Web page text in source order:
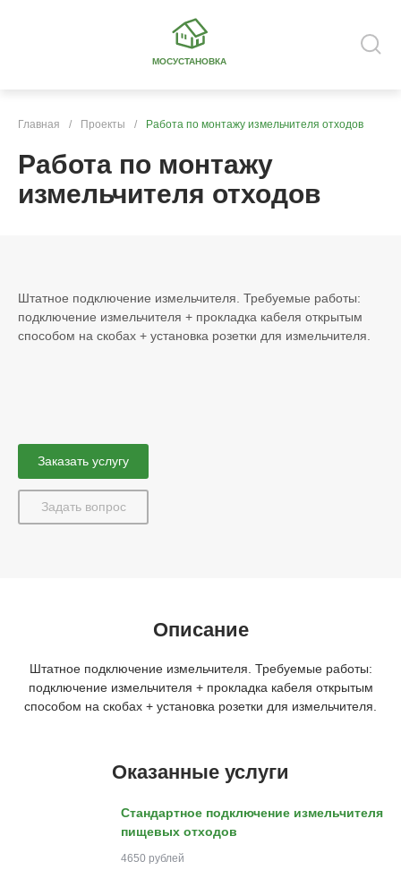
МОСУСТАНОВКА
Главная / Проекты / Работа по монтажу измельчителя отходов
Работа по монтажу
измельчителя отходов
Штатное подключение измельчителя. Требуемые работы:
подключение измельчителя + прокладка кабеля открытым
способом на скобах + установка розетки для измельчителя.
Заказать услугу
Задать вопрос
Описание
Штатное подключение измельчителя. Требуемые работы:
подключение измельчителя + прокладка кабеля открытым
способом на скобах + установка розетки для измельчителя.
Оказанные услуги
Стандартное подключение измельчителя
пищевых отходов
4650 рублей